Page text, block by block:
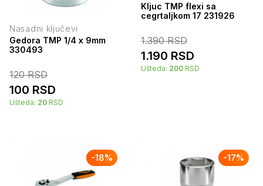
Nasadni ključevi
Gedora TMP 1/4 x 9mm
330493
120 RSD
100 RSD
Ušteda: 20 RSD
Kljuc TMP flexi sa
cegrtaljkom 17 231926
1.390RSD
1.190 RSD
Ušteda: 200 RSD
-18% -17%